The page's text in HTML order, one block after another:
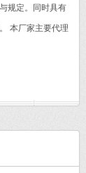
规定。同时具有
本厂家主要代理